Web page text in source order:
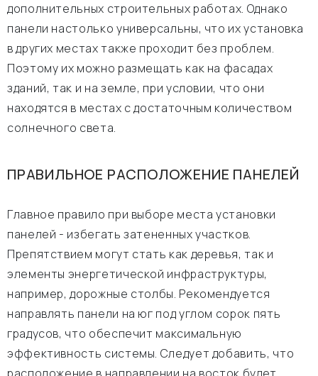
дополнительных строительных работах. Однако
панели настолько универсальны, что их установка
в других местах также проходит без проблем.
Поэтому их можно размещать как на фасадах
зданий, так и на земле, при условии, что они
находятся в местах с достаточным количеством
солнечного света.
ПРАВИЛЬНОЕ РАСПОЛОЖЕНИЕ ПАНЕЛЕЙ
Главное правило при выборе места установки
панелей - избегать затененных участков.
Препятствием могут стать как деревья, так и
элементы энергетической инфраструктуры,
например, дорожные столбы. Рекомендуется
направлять панели на юг под углом сорок пять
градусов, что обеспечит максимальную
эффективность системы. Следует добавить, что